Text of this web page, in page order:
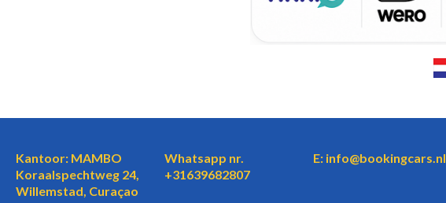
Kantoor: MAMBO
Koraalspechtweg 24,
Willemstad, Curaçao
Whatsapp nr.
+31639682807
E: info@bookingcars.nl